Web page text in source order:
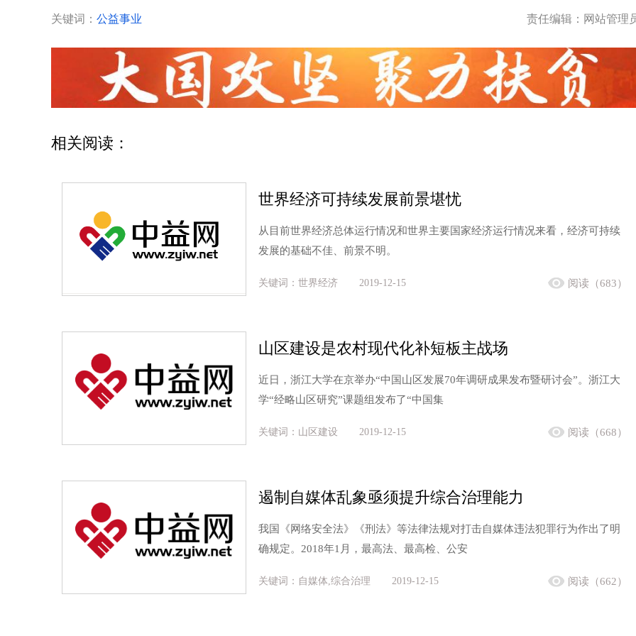
关键词： 公益事业 责任编辑：网站管理
相关阅读：
世界经济可持续发展前景堪忧
从目前世界经济总体运行情况和世界主要国家经济运行情况来看，经济可持续
发展的基础不佳、前景不明。
关键词：世界经济 2019-12-15 阅读（683）
山区建设是农村现代化补短板主战场
近日，浙江大学在京举办“中国山区发展70年调研成果发布暨研讨会”。浙江大
学“经略山区研究”课题组发布了“中国集
关键词：山区建设 2019-12-15 阅读（668）
遏制自媒体乱象亟须提升综合治理能力
我国《网络安全法》《刑法》等法律法规对打击自媒体违法犯罪行为作出了明
确规定。2018年1月，最高法、最高检、公安
关键词：自媒体,综合治理 2019-12-15 阅读（662）